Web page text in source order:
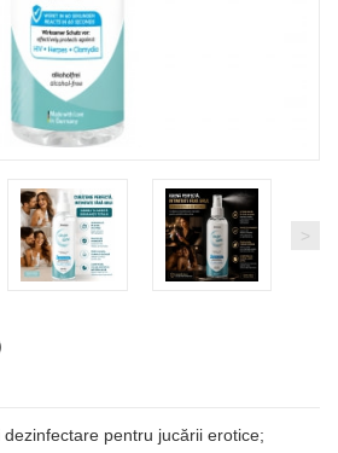
>
pentru jucării erotice;